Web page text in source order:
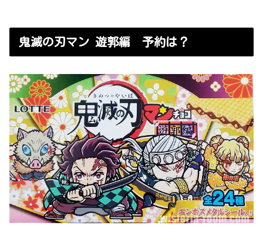
鬼滅の刃マン 遊郭編 予約は？